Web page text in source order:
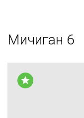
Мичиган 6